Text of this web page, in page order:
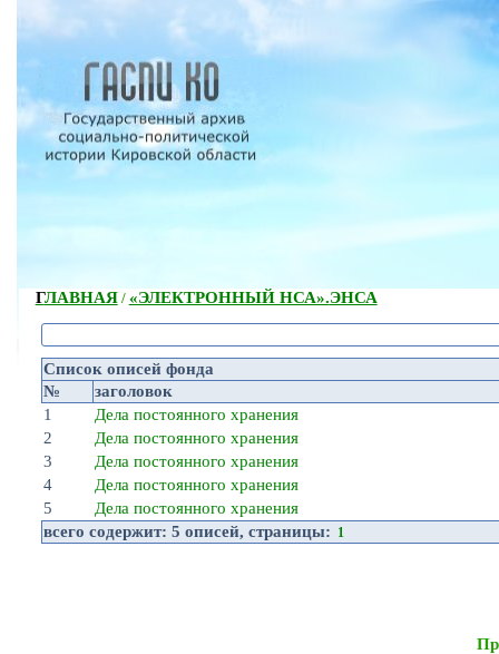
ГЛАВНАЯ/ «ЭЛЕКТРОННЫЙ НСА».ЭНСА
Список описей фонда
№
заголовок
1
Дела постоянного хранения
2
Дела постоянного хранения
3
Дела постоянного хранения
4
Дела постоянного хранения
5
Дела постоянного хранения
всего содержит: 5 описей, страницы: 1